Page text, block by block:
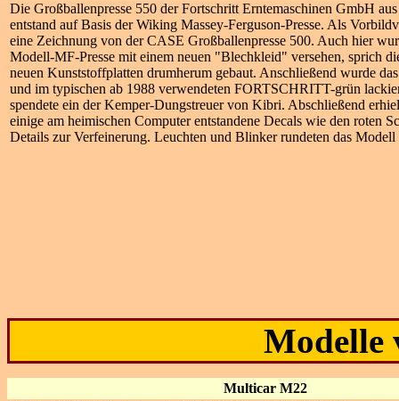
Die Großballenpresse 550 der Fortschritt Erntemaschinen GmbH
entstand auf Basis der Wiking Massey-Ferguson-Presse. Als
eine Zeichnung von der CASE Großballenpresse 500. Auch hier
Modell-MF-Presse mit einem neuen "Blechkleid" versehen, sprich
neuen Kunststoffplatten drumherum gebaut. Anschließend wurde
und im typischen ab 1988 verwendeten FORTSCHRITT-grün
spendete ein der Kemper-Dungstreuer von Kibri. Abschließend
einige am heimischen Computer entstandene Decals wie den roten
Details zur Verfeinerung. Leuchten und Blinker rundeten das Modell
Modelle
Multicar M22